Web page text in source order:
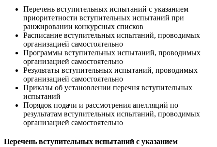
Перечень вступительных испытаний с указанием
приоритетности вступительных испытаний при
ранжировании конкурсных списков
Расписание вступительных испытаний, проводимых
организацией самостоятельно
Программы вступительных испытаний, проводимых
организацией самостоятельно
Результаты вступительных испытаний, проводимых
организацией самостоятельно
Приказы об установлении перечня вступительных
испытаний
Порядок подачи и рассмотрения апелляций по
результатам вступительных испытаний, проводимых
организацией самостоятельно
Перечень вступительных испытаний с указанием